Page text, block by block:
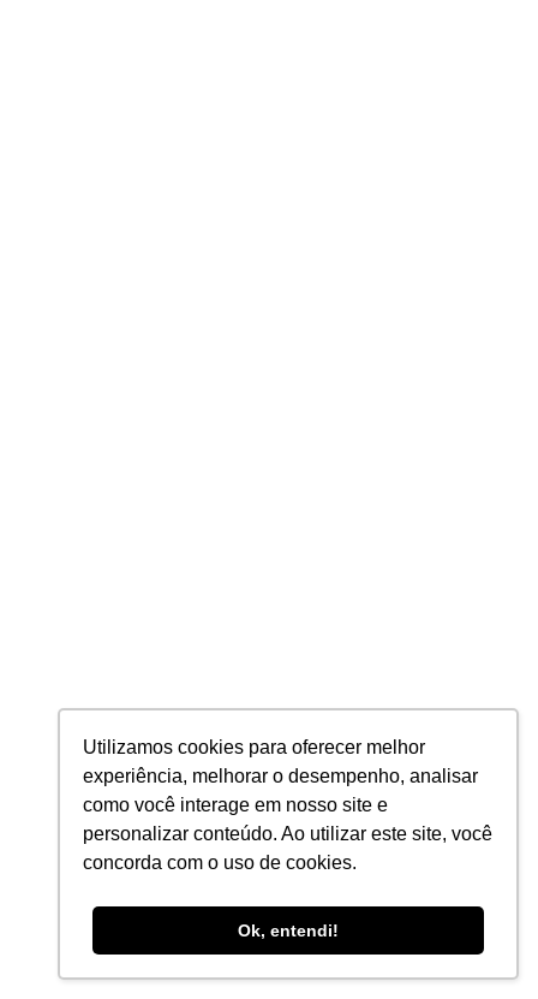
Utilizamos cookies para oferecer melhor
experiência, melhorar o desempenho, analisar
como você interage em nosso site e
personalizar conteúdo. Ao utilizar este site, você
concorda com o uso de cookies.
Ok, entendi!
Rua Mário Bitar, nº 81, Setor Marista, 74150-260
São Paulo – SP
Av. Brigadeiro Faria Lima, nº 1.811, 9º Andar, Conj. 918, Jardim
Paulistano, 01452-001